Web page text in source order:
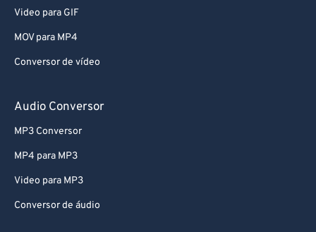
Video para GIF
MOV para MP4
Conversor de vídeo
Audio Conversor
MP3 Conversor
MP4 para MP3
Video para MP3
Conversor de áudio